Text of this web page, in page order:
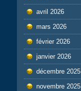
avril 2026
mars 2026
février 2026
janvier 2026
décembre 2025
novembre 2025